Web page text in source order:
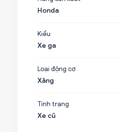
Honda
Kiểu
Xe ga
Loại động cơ
Xăng
Tình trạng
Xe cũ